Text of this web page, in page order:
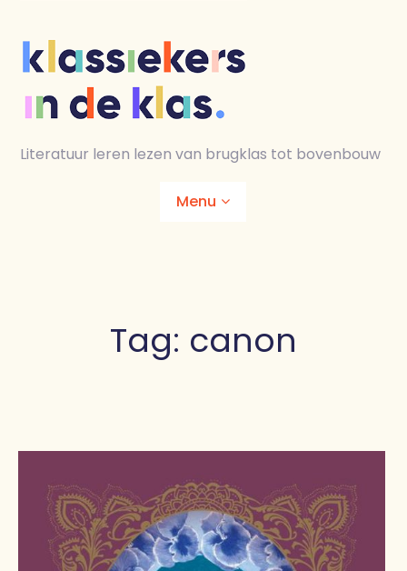
content
Literatuur leren lezen van brugklas tot bovenbouw
Menu
Contact
Tag: canon